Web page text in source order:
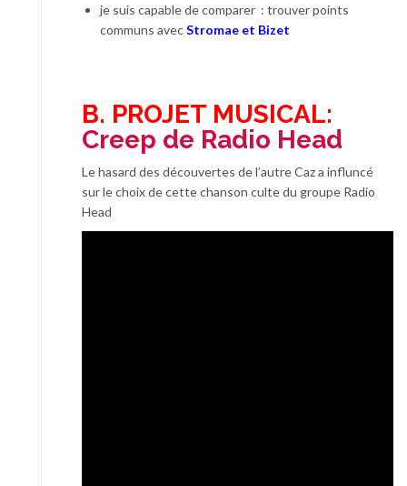
je suis capable de comparer : trouver points
communs avecStromae et Bizet
B. PROJET MUSICAL:
Creep de Radio Head
Le hasard des découvertes de l’autre Caz a influncé
sur le choix de cette chanson culte du groupe Radio
Head